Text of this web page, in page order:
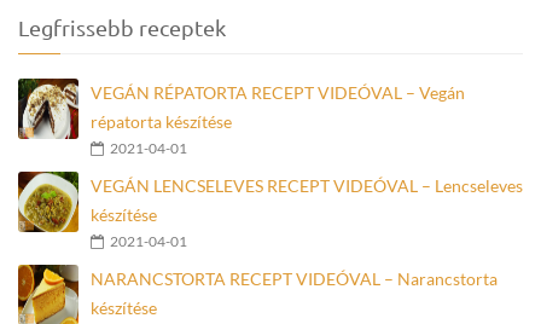
Legfrissebb receptek
VEGÁN RÉPATORTA RECEPT VIDEÓVAL – Vegán
répatorta készítése
2021-04-01
VEGÁN LENCSELEVES RECEPT VIDEÓVAL – Lencseleves
készítése
2021-04-01
NARANCSTORTA RECEPT VIDEÓVAL – Narancstorta
készítése